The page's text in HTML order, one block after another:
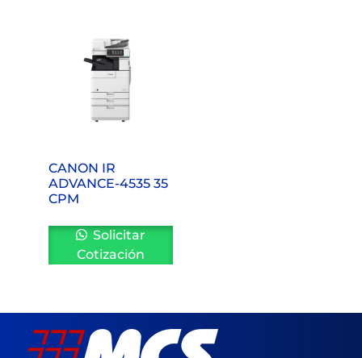
CANON IR
ADVANCE-4535 35
CPM
Solicitar
Cotización